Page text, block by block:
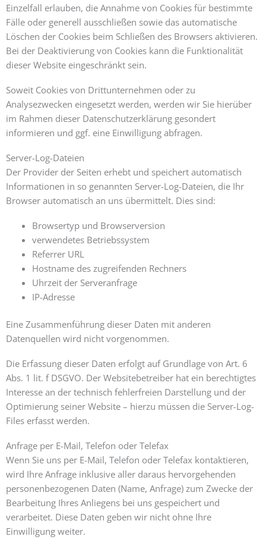
Einzelfall erlauben, die Annahme von Cookies für bestimmte
Fälle oder generell ausschließen sowie das automatische
Löschen der Cookies beim Schließen des Browsers aktivieren.
Bei der Deaktivierung von Cookies kann die Funktionalität
dieser Website eingeschränkt sein.
Soweit Cookies von Drittunternehmen oder zu
Analysezwecken eingesetzt werden, werden wir Sie hierüber
im Rahmen dieser Datenschutzerklärung gesondert
informieren und ggf. eine Einwilligung abfragen.
Server-Log-Dateien
Der Provider der Seiten erhebt und speichert automatisch
Informationen in so genannten Server-Log-Dateien, die Ihr
Browser automatisch an uns übermittelt. Dies sind:
Browsertyp und Browserversion
verwendetes Betriebssystem
Referrer URL
Hostname des zugreifenden Rechners
Uhrzeit der Serveranfrage
IP-Adresse
Eine Zusammenführung dieser Daten mit anderen
Datenquellen wird nicht vorgenommen.
Die Erfassung dieser Daten erfolgt auf Grundlage von Art. 6
Abs. 1 lit. f DSGVO. Der Websitebetreiber hat ein berechtigtes
Interesse an der technisch fehlerfreien Darstellung und der
Optimierung seiner Website – hierzu müssen die Server-Log-
Files erfasst werden.
Anfrage per E-Mail, Telefon oder Telefax
Wenn Sie uns per E-Mail, Telefon oder Telefax kontaktieren,
wird Ihre Anfrage inklusive aller daraus hervorgehenden
personenbezogenen Daten (Name, Anfrage) zum Zwecke der
Bearbeitung Ihres Anliegens bei uns gespeichert und
verarbeitet. Diese Daten geben wir nicht ohne Ihre
Einwilligung weiter.